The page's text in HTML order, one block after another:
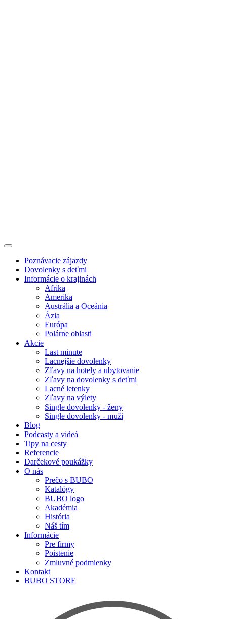
Poznávacie zájazdy
Dovolenky s deťmi
Informácie o krajinách
Afrika
Amerika
Austrália a Oceánia
Ázia
Európa
Polárne oblasti
Akcie
Last minute
Lacnejšie dovolenky
Zľavy na hotely a ubytovanie
Zľavy na dovolenky s deťmi
Lacné letenky
Zľavy na výlety
Single dovolenky - ženy
Single dovolenky - muži
Blog
Podcasty a videá
Tipy na cesty
Referencie
Darčekové poukážky
O nás
Prečo s BUBO
Katalógy
BUBO logo
Akadémia
História
Náš tím
Informácie
Pre firmy
Poistenie
Zmluvné podmienky
Kontakt
BUBO STORE